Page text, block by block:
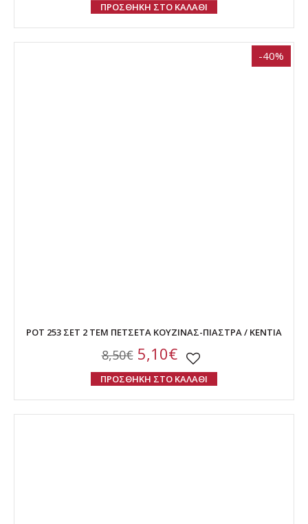
ΠΡΟΣΘΗΚΗ ΣΤΟ ΚΑΛΑΘΙ
-40%
POT 253 ΣΕΤ 2 ΤΕΜ ΠΕΤΣΕΤΑ ΚΟΥΖΙΝΑΣ-ΠΙΑΣΤΡΑ / KENTIA
8,50€5,10€
ΠΡΟΣΘΗΚΗ ΣΤΟ ΚΑΛΑΘΙ